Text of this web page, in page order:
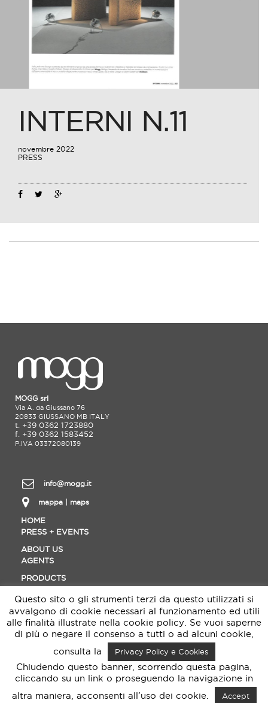
INTERNI N.11
novembre 2022
PRESS
MOGG srl
Via A. da Giussano 76
20833 GIUSSANO MB ITALY
t. +39 0362 1723880
f. +39 0362 1583452
P.IVA 03372080139
info@mogg.it
mappa | maps
HOME
PRESS + EVENTS
ABOUT US
AGENTS
PRODUCTS
MATERIALS
DOWNLOAD
DESIGNER
Follow us & BE SOCIAL !
Questo sito o gli strumenti terzi da questo utilizzati si
avvalgono di cookie necessari al funzionamento ed utili
alle finalità illustrate nella cookie policy. Se vuoi saperne
di più o negare il consenso a tutti o ad alcuni cookie,
consulta la
Privacy Policy e Cookies
Chiudendo questo banner, scorrendo questa pagina,
cliccando su un link o proseguendo la navigazione in
altra maniera, acconsenti all’uso dei cookie.
Accept